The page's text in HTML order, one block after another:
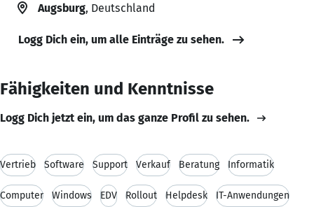
Augsburg, Deutschland
Logg Dich ein, um alle Einträge zu sehen.
Fähigkeiten und Kenntnisse
Logg Dich jetzt ein, um das ganze Profil zu sehen.
Vertrieb Software Support Verkauf Beratung Informatik
Computer Windows EDV Rollout Helpdesk IT-Anwendungen